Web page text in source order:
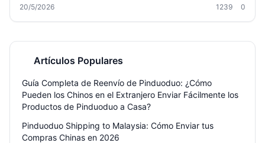
consolidar paquetes, ahorrar en aduanas y evitar problemas
20/5/2026 1239 0
Artículos Populares
Guía Completa de Reenvío de Pinduoduo: ¿Cómo
Pueden los Chinos en el Extranjero Enviar Fácilmente los
Productos de Pinduoduo a Casa?
Pinduoduo Shipping to Malaysia: Cómo Enviar tus
Compras Chinas en 2026